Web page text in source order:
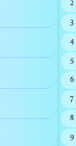
2
3
4
5
6
7
8
9